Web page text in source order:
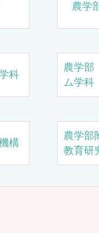
農学
科
農学
ム学科
構
農学部
教育研